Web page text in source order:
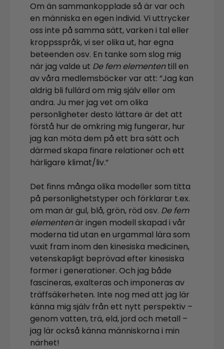
Om än sammankopplade så är var och
en människa en egen individ. Vi uttrycker
oss inte på samma sätt, varken i tal eller
kroppsspråk, vi ser olika ut, har egna
beteenden osv. En tanke som slog mig
när jag valde ut De fem elemententill en
av våra medlemsböcker var att: ”Jag kan
aldrig bli fullärd om mig själv eller om
andra. Ju mer jag vet om olika
personligheter desto lättare är det att
förstå hur de omkring mig fungerar, hur
jag kan möta dem på ett bra sätt och
därmed skapa finare relationer och ett
härligare klimat/liv.”
Det finns många olika modeller som titta
på personlighetstyper och förklarar t.ex.
om man är gul, blå, grön, röd osv. De fem
elementenär ingen modell skapad i vår
moderna tid utan en urgammal lära som
vuxit fram inom den kinesiska medicinen,
vetenskapligt beprövad efter kinesiska
former i generationer. Och jag både
fascineras, exalteras och imponeras av
träffsäkerheten. Inte nog med att jag lär
känna mig själv från ett nytt perspektiv –
genom vatten, trä, eld, jord och metall –
jag lär också känna människorna i min
närhet!